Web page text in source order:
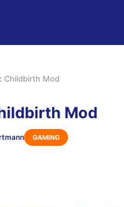
Childbirth Mod
Mod
GAMING